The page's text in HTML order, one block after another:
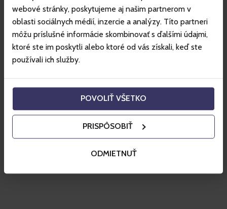
webové stránky, poskytujeme aj našim partnerom v
oblasti sociálnych médií, inzercie a analýzy. Títo partneri
môžu príslušné informácie skombinovať s ďalšími údajmi,
ktoré ste im poskytli alebo ktoré od vás získali, keď ste
používali ich služby.
POVOLIŤ VŠETKO
PRISPÔSOBIŤ
ODMIETNUŤ
Élmény tárgyak helyett
Az ajándékutalványok felejthetetlen pillanatokat
és új kalandokat kínálhatnak